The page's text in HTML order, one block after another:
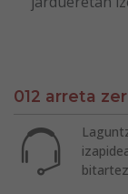
012 arreta
bitartez